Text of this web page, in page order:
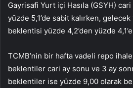
Gayrisafi Yurt içi Hasıla (GSYH)
yüzde 5,1’de sabit kalırken,
beklentisi yüzde 4,2’den yüzde
TCMB’nin bir hafta vadeli repo
beklentiler cari ay sonu ve 3 ay
beklentiler ise yüzde 9,00 olarak